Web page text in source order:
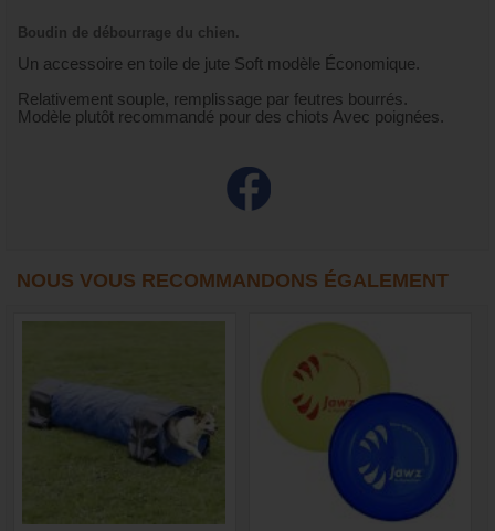
Boudin de débourrage du chien.
Un accessoire en toile de jute Soft modèle Économique.
Relativement souple, remplissage par feutres bourrés.
Modèle plutôt recommandé pour des chiots Avec poignées.
NOUS VOUS RECOMMANDONS ÉGALEMENT